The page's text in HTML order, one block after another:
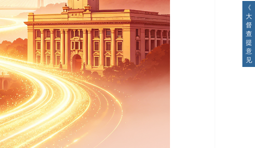
《
大
督
查
提
意
见